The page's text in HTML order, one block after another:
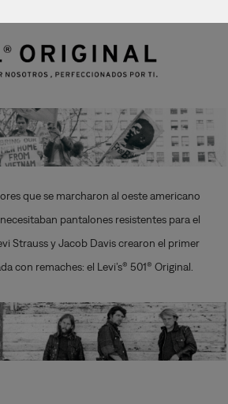
que se marcharon al oeste americano
pantalones resistentes para el
Strauss y Jacob Davis crearon el primer
con remaches: el Levi’s® 501® Original.